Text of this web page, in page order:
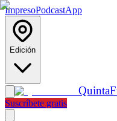
ImpresoPodcastApp
Edición
Quinta
Suscríbete gratis